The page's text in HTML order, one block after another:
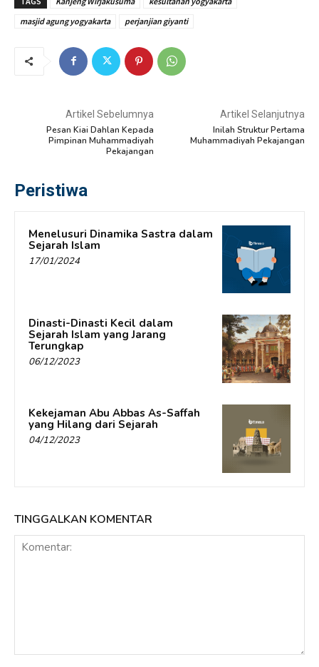
masjid agung yogyakarta
perjanjian giyanti
Artikel Sebelumnya
Pesan Kiai Dahlan Kepada
Pimpinan Muhammadiyah
Pekajangan
Artikel Selanjutnya
Inilah Struktur Pertama
Muhammadiyah Pekajangan
Peristiwa
Menelusuri Dinamika Sastra dalam
Sejarah Islam
17/01/2024
Dinasti-Dinasti Kecil dalam
Sejarah Islam yang Jarang
Terungkap
06/12/2023
Kekejaman Abu Abbas As-Saffah
yang Hilang dari Sejarah
04/12/2023
TINGGALKAN KOMENTAR